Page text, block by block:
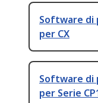
Software di
per CX
Software di
per Serie